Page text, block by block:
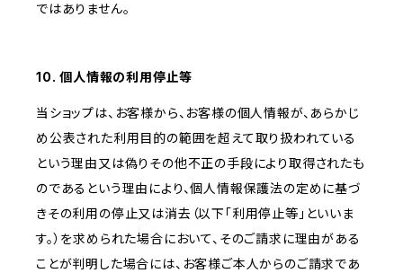
ではありません。
10. 個人情報の利用停止等
当ショップは、お客様から、お客様の個人情報が、あらかじ
め公表された利用目的の範囲を超えて取り扱われている
という理由又は偽りその他不正の手段により取得されたも
のであるという理由により、個人情報保護法の定めに基づ
きその利用の停止又は消去（以下「利用停止等」といいま
す。）を求められた場合において、そのご請求に理由がある
ことが判明した場合には、お客様ご本人からのご請求であ